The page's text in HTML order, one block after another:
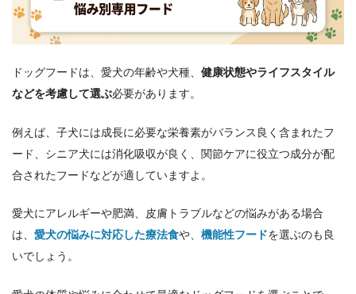
ドッグフードは、愛犬の年齢や犬種、 健康状態やライフスタイル
などを考慮して選ぶ必要があります。
例えば、子犬には成長に必要な栄養素がバランス良く含まれたフ
ード、シニア犬には消化吸収が良く、関節ケアに役立つ成分が配
合されたフードなどが適していますよ。
愛犬にアレルギーや肥満、皮膚トラブルなどの悩みがある場合
は、 愛犬の悩みに対応した療法食や、 機能性フードを選ぶのも良
いでしょう。